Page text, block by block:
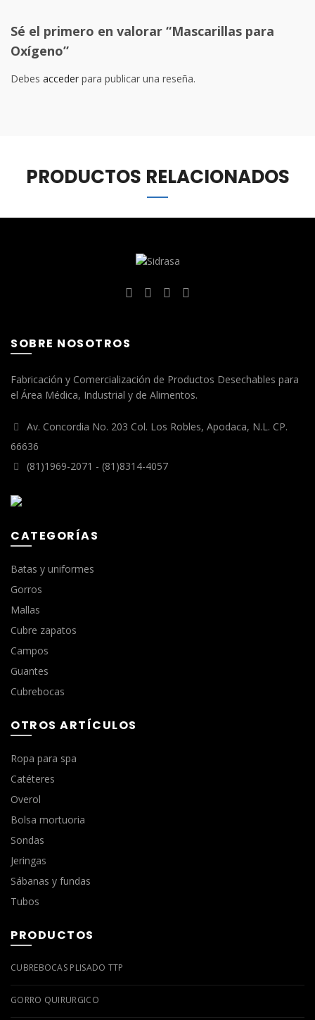
Sé el primero en valorar “Mascarillas para
Oxígeno”
Debes acceder para publicar una reseña.
PRODUCTOS RELACIONADOS
SOBRE NOSOTROS
Fabricación y Comercialización de Productos Desechables para
el Área Médica, Industrial y de Alimentos.
Av. Concordia No. 203 Col. Los Robles, Apodaca, N.L. CP.
66636
(81)1969-2071 - (81)8314-4057
CATEGORÍAS
Batas y uniformes
Gorros
Mallas
Cubre zapatos
Campos
Guantes
Cubrebocas
OTROS ARTÍCULOS
Ropa para spa
Catéteres
Overol
Bolsa mortuoria
Sondas
Jeringas
Sábanas y fundas
Tubos
PRODUCTOS
CUBREBOCAS PLISADO TTP
GORRO QUIRÚRGICO